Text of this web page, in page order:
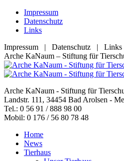
Zum
Inhalt
springen
Impressum
Datenschutz
Links
Impressum | Datenschutz | Links
Facebook
page
opens
new
window
YouTube
page
opens
new
window
RSS
page
opens
new
window
E-
Mail
page
in
new
window
Arche KaNaum – Stiftung für
Arche KaNaum - Stiftung für
Landstr. 111, 34454 Bad Arolsen -
Tel.: 0 56 91 / 888 98 00
Mobil: 0 176 / 56 80 78 48
Home
News
Tierhaus